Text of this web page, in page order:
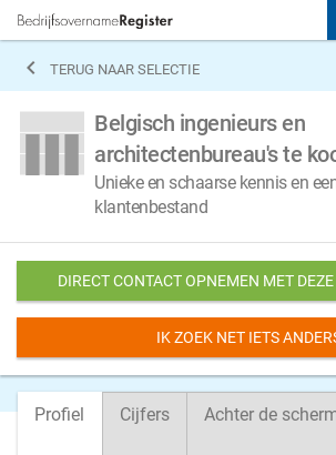
 TERUG NAAR SELECTIE
Belgisch ingenieurs en
architectenbureau's te
Unieke en schaarse kennis en
klantenbestand
DIRECT CONTACT OPNEMEN MET
IK ZOEK NET IETS
Profiel Cijfers Achter de